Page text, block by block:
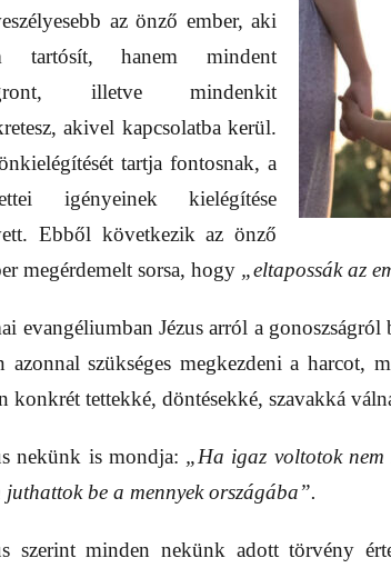
az önző ember, aki
tartósít, hanem mindent
illetve mindenkit
akivel kapcsolatba kerül.
tartja fontosnak, a
igényeinek kielégítése
Ebből következik az önző
megérdemelt sorsa, hogy „eltapossák az
evangéliumban Jézus arról a
azonnal szükséges megkezdeni a harcot,
konkrét tettekké, döntésekké, szavakká
nekünk is mondja: „Ha igaz voltotok nem
juthattok be a mennyek országába”.
szerint minden nekünk adott törvény